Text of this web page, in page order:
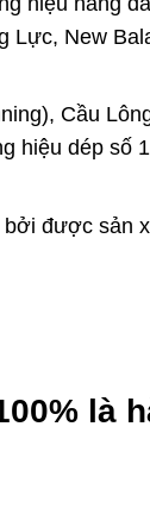
Lực, New
Cầu
hiệu dép số
được sản
là